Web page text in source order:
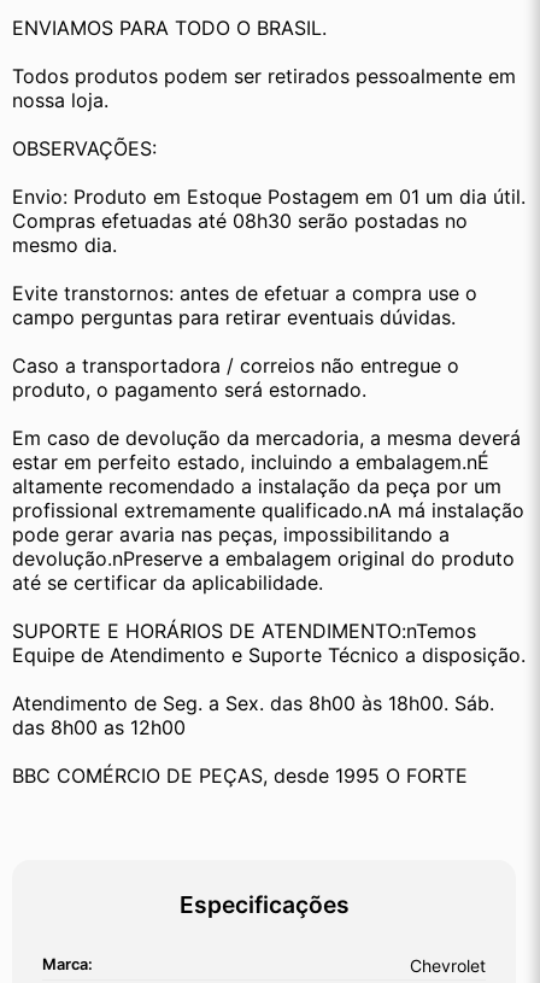
ENVIAMOS PARA TODO O BRASIL.
Todos produtos podem ser retirados pessoalmente em
nossa loja.
OBSERVAÇÕES:
Envio: Produto em Estoque Postagem em 01 um dia útil.
Compras efetuadas até 08h30 serão postadas no
mesmo dia.
Evite transtornos: antes de efetuar a compra use o
campo perguntas para retirar eventuais dúvidas.
Caso a transportadora / correios não entregue o
produto, o pagamento será estornado.
Em caso de devolução da mercadoria, a mesma deverá
estar em perfeito estado, incluindo a embalagem.nÉ
altamente recomendado a instalação da peça por um
profissional extremamente qualificado.nA má instalação
pode gerar avaria nas peças, impossibilitando a
devolução.nPreserve a embalagem original do produto
até se certificar da aplicabilidade.
SUPORTE E HORÁRIOS DE ATENDIMENTO:nTemos
Equipe de Atendimento e Suporte Técnico a disposição.
Atendimento de Seg. a Sex. das 8h00 às 18h00. Sáb.
das 8h00 as 12h00
BBC COMÉRCIO DE PEÇAS, desde 1995 O FORTE
Especificações
Marca: Chevrolet